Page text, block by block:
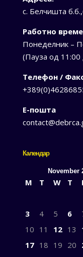
с. Белчишта
Работно
Понеделник –
(Пауза од 11:00
Телефон /
Е-пошта
Календар
November
M T W T
3
4 5 6
10 11 12 13
17 18 19 20